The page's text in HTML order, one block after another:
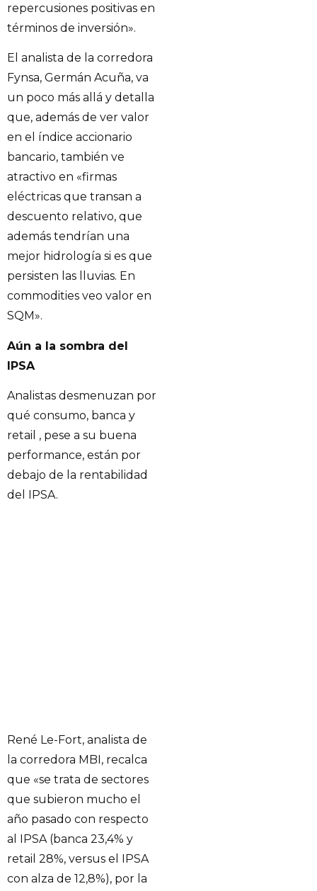
repercusiones positivas en
términos de inversión».
El analista de la corredora
Fynsa, Germán Acuña, va
un poco más allá y detalla
que, además de ver valor
en el índice accionario
bancario, también ve
atractivo en «firmas
eléctricas que transan a
descuento relativo, que
además tendrían una
mejor hidrología si es que
persisten las lluvias. En
commodities veo valor en
SQM».
Aún a la sombra del
IPSA
Analistas desmenuzan por
qué consumo, banca y
retail , pese a su buena
performance, están por
debajo de la rentabilidad
del IPSA.
René Le-Fort, analista de
la corredora MBI, recalca
que «se trata de sectores
que subieron mucho el
año pasado con respecto
al IPSA (banca 23,4% y
retail 28%, versus el IPSA
con alza de 12,8%), por la